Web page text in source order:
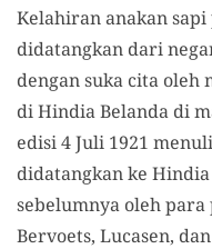
Kelahiran anakan
didatangkan dari
dengan suka cita oleh
di Hindia Belanda di
edisi 4 Juli 1921
didatangkan ke
sebelumnya oleh
Bervoets, Lucasen,